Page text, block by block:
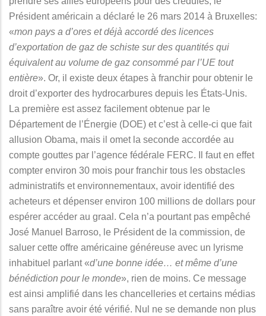
Président américain a déclaré le 26 mars 2014 à Bruxelles:
«mon pays a d’ores et déjà accordé des licences
d’exportation de gaz de schiste sur des quantités qui
équivalent au volume de gaz consommé par l’UE tout
entière». Or, il existe deux étapes à franchir pour obtenir le
droit d’exporter des hydrocarbures depuis les États-Unis.
La première est assez facilement obtenue par le
Département de l’Énergie (DOE) et c’est à celle-ci que fait
allusion Obama, mais il omet la seconde accordée au
compte gouttes par l’agence fédérale FERC. Il faut en effet
compter environ 30 mois pour franchir tous les obstacles
administratifs et environnementaux, avoir identifié des
acheteurs et dépenser environ 100 millions de dollars pour
espérer accéder au graal. Cela n’a pourtant pas empêché
José Manuel Barroso, le Président de la commission, de
saluer cette offre américaine généreuse avec un lyrisme
inhabituel parlant «d’une bonne idée… et même d’une
bénédiction pour le monde», rien de moins. Ce message
est ainsi amplifié dans les chancelleries et certains médias
sans paraître avoir été vérifié. Nul ne se demande non plus